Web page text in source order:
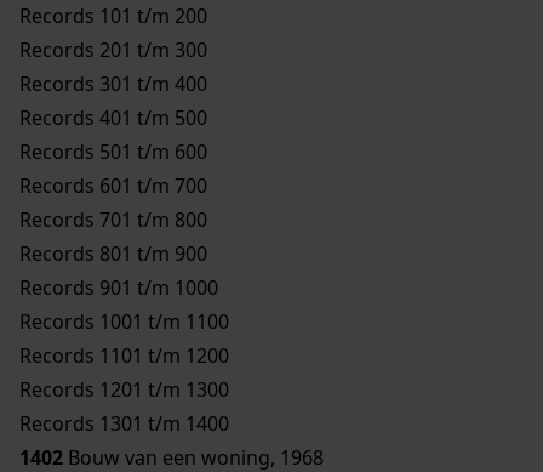
Records 101 t/m 200
Records 201 t/m 300
Records 301 t/m 400
Records 401 t/m 500
Records 501 t/m 600
Records 601 t/m 700
Records 701 t/m 800
Records 801 t/m 900
Records 901 t/m 1000
Records 1001 t/m 1100
Records 1101 t/m 1200
Records 1201 t/m 1300
Records 1301 t/m 1400
1402 Bouw van een woning, 1968